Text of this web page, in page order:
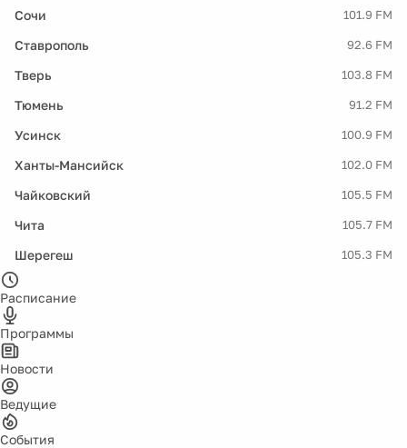
Сочи 101.9 FM
Ставрополь 92.6 FM
Тверь 103.8 FM
Тюмень 91.2 FM
Усинск 100.9 FM
Ханты-Мансийск 102.0 FM
Чайковский 105.5 FM
Чита 105.7 FM
Шерегеш 105.3 FM
Расписание
Программы
Новости
Ведущие
События